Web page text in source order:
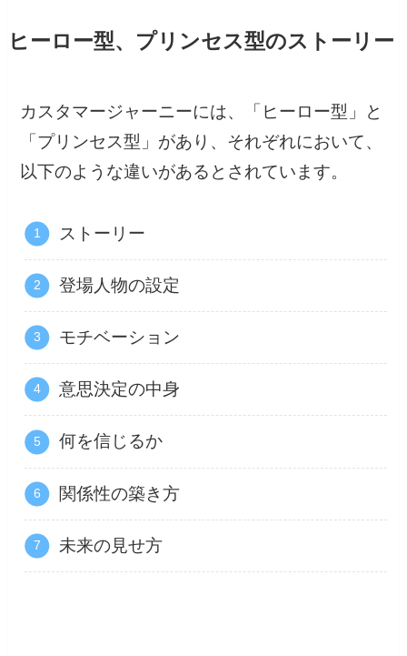
ヒーロー型、プリンセス型のストーリー
カスタマージャーニーには、「ヒーロー型」と
「プリンセス型」があり、それぞれにおいて、
以下のような違いがあるとされています。
ストーリー
登場人物の設定
モチベーション
意思決定の中身
何を信じるか
関係性の築き方
未来の見せ方